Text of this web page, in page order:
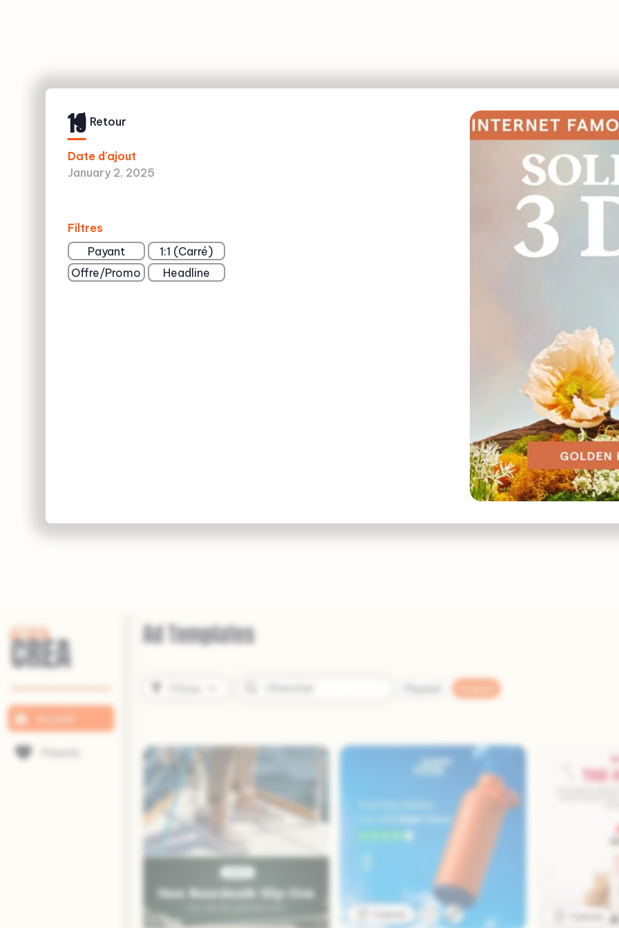
19
Date d'ajout
January 2, 2025
Filtres
Payant
1:1 (Carré)
Offre/Promo
Headline
Retour